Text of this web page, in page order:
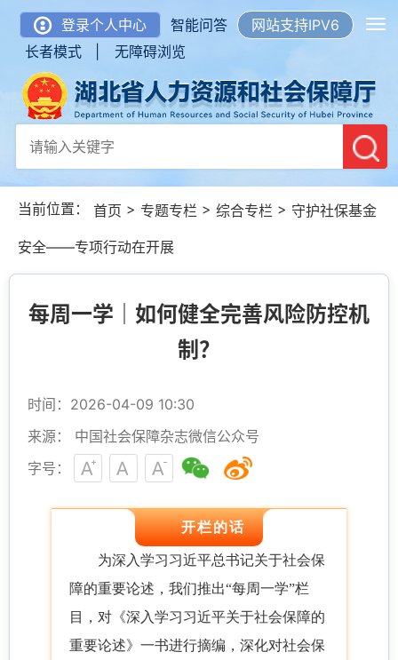
登录个人中心 智能问答
网站支持IPV6
长者模式 |
无障碍浏览
当前位置： 首页 > 专题专栏 > 综合专栏 > 守护社保基金
安全——专项行动在开展
每周一学｜如何健全完善风险防控机
制？
时间：2026-04-09 10:30
来源： 中国社会保障杂志微信公众号
字号：
开栏的话
为深入学习习近平总书记关于社会保
障的重要论述，我们推出“每周一学”栏
目，对《深入学习习近平关于社会保障的
重要论述》一书进行摘编，深化对社会保